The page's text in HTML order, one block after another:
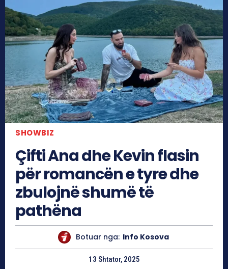
SHOWBIZ
Çifti Ana dhe Kevin flasin
për romancën e tyre dhe
zbulojnë shumë të
pathëna
Botuar nga: Info Kosova
13 Shtator, 2025